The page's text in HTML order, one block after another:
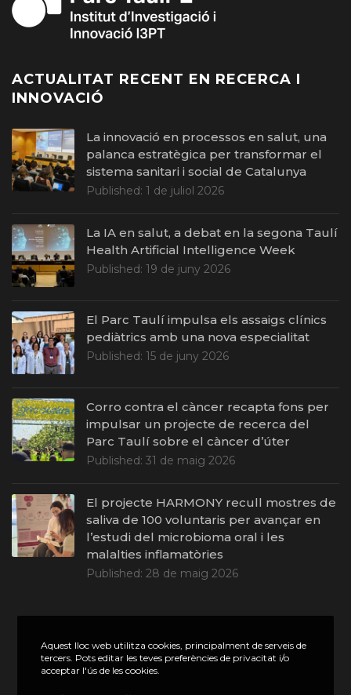
ACTUALITAT RECENT EN RECERCA I
INNOVACIÓ
La innovació en processos en salut, una
palanca estratègica per transformar el
sistema sanitari i social de Catalunya
Published: 1 de juliol 2026
La IA en salut, a debat en la segona Taulí
Health Artificial Intelligence Week
Published: 19 de juny 2026
El Parc Taulí impulsa els assaigs clínics
pediàtrics amb una nova especialitat
Published: 15 de juny 2026
Corro contra el càncer recapta fons per
impulsar un projecte de recerca del
Parc Taulí sobre el càncer d’úter
Published: 31 de maig 2026
El projecte HARMONY recull mostres de
saliva de 100 voluntaris per avançar en
l’estudi del microbioma oral i les
malalties inflamatòries
Published: 28 de maig 2026
Aquest lloc web utilitza cookies, principalment de serveis de
tercers. Pots editar les teves preferències de privacitat i/o
acceptar l'ús de les cookies.